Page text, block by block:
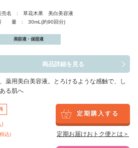
売名 : 草花木果 美白美容液
量 : 30mL(約90回分)
美容液・保湿液
商品詳細を見る
薬用美白美容液。とろけるような感触で、し
る肌へ
)
込)
定期購入する
定期お届けおトク便とは＞